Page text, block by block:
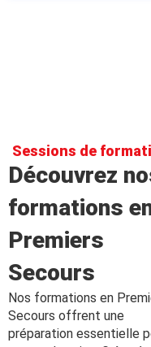
Sessions de
Découvrez
formations
Premiers
Secours
Nos formations en
Secours offrent une
préparation essentielle